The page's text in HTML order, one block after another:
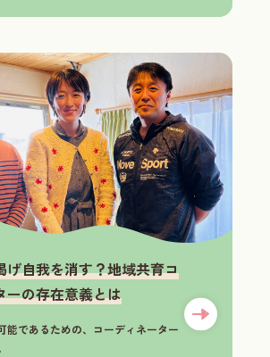
げ自我を消す？地域共育コ
ーの存在意義とは
能であるための、コーディネーター